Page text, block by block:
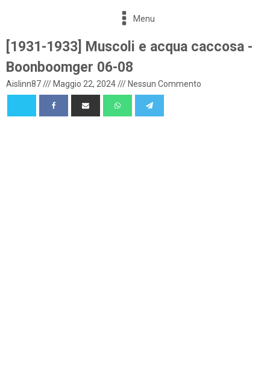
Menu
[1931-1933] Muscoli e acqua caccosa -
Boonboomger 06-08
Aislinn87/// Maggio 22, 2024/// Nessun Commento